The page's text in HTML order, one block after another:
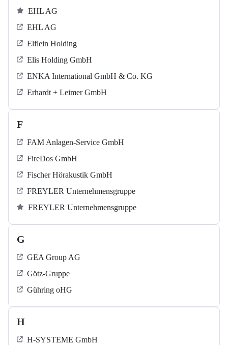
EHL AG
EHL AG
Elflein Holding
Elis Holding GmbH
ENKA International GmbH & Co. KG
Erhardt + Leimer GmbH
F
FAM Anlagen-Service GmbH
FireDos GmbH
Fischer Hörakustik GmbH
FREYLER Unternehmensgruppe
FREYLER Unternehmensgruppe
G
GEA Group AG
Götz-Gruppe
Gühring oHG
H
H-SYSTEME GmbH